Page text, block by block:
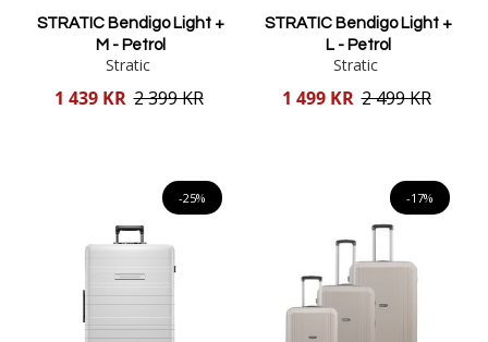
STRATIC Bendigo Light +
M - Petrol
Stratic
Reducerat
1 439 KR 2 399 KR
STRATIC Bendigo Light +
L - Petrol
Stratic
Reducerat
1 499 KR 2 499 KR
-25% -17%